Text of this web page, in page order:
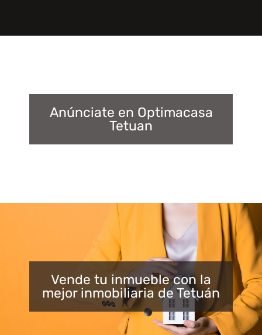
Anúnciate en Optimacasa
Tetuan
Vende tu inmueble con la
mejor inmobiliaria de Tetuán